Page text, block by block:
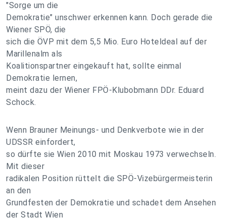
"Sorge um die
Demokratie" unschwer erkennen kann. Doch gerade die
Wiener SPÖ, die
sich die ÖVP mit dem 5,5 Mio. Euro Hoteldeal auf der
Marillenalm als
Koalitionspartner eingekauft hat, sollte einmal
Demokratie lernen,
meint dazu der Wiener FPÖ-Klubobmann DDr. Eduard
Schock.
Wenn Brauner Meinungs- und Denkverbote wie in der
UDSSR einfordert,
so dürfte sie Wien 2010 mit Moskau 1973 verwechseln.
Mit dieser
radikalen Position rüttelt die SPÖ-Vizebürgermeisterin
an den
Grundfesten der Demokratie und schadet dem Ansehen
der Stadt Wien